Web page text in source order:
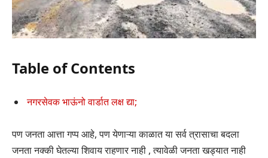
Table of Contents
नगरसेवक भाऊंनो वार्डात लक्ष द्या;
पण जनता आत्ता गप्प आहे, पण येणाऱ्या काळात या सर्व त्रासाचा बदला
जनता नक्की घेतल्या शिवाय राहणार नाही , त्यावेळी जनता खड्यात नाही